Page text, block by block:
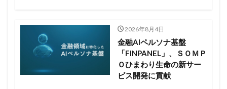
2026年8月4日
金融AIペルソナ基盤
「FINPANEL」、ＳＯＭＰ
Ｏひまわり生命の新サー
ビス開発に貢献